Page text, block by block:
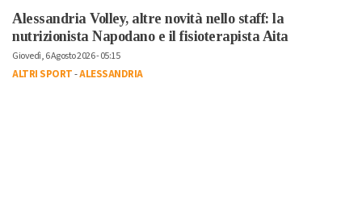
Alessandria Volley, altre novità nello staff: la
nutrizionista Napodano e il fisioterapista Aita
Giovedì, 6 Agosto 2026 - 05:15
ALTRI SPORT-ALESSANDRIA